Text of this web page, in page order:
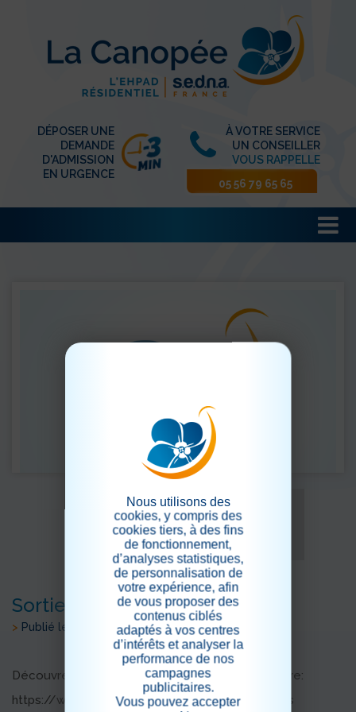
DÉPOSER UNE
DEMANDE
D'ADMISSION
EN URGENCE
À VOTRE SERVICE
UN CONSEILLER
VOUS RAPPELLE
05 56 79 65 65
Sortie patinoire en vidéo!!
> Publié le 07/05/2024
Découvrez notre nouveau clip tourné à la patinoire:
https://www.youtube.com/watch?v=syIreBce60s
Nous utilisons des
cookies, y compris des
cookies tiers, à des fins
de fonctionnement,
d’analyses statistiques,
de personnalisation de
votre expérience, afin
de vous proposer des
contenus ciblés
adaptés à vos centres
d’intérêts et analyser la
performance de nos
campagnes
publicitaires.
Vous pouvez accepter